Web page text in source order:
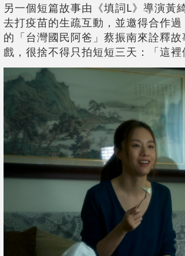
另一個短篇故事由《填詞L》導演黃
去打疫苗的生疏互動，並邀得合作
的「台灣國民阿爸」蔡振南來詮釋
戲，很捨不得只拍短短三天：「這裡